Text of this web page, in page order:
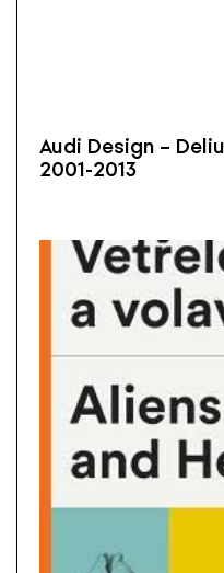
Audi Design –
2001-2013